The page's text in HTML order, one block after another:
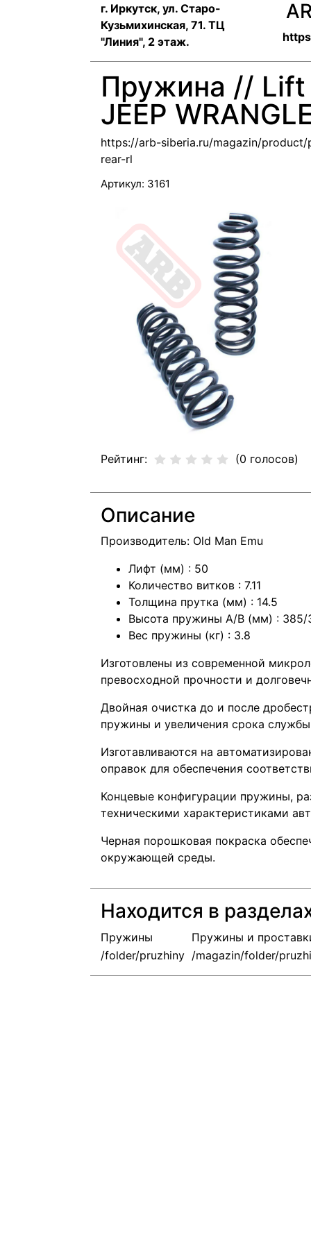
г. Иркутск, ул. ​Старо-
Кузьмихинская, 71. ТЦ
"Линия", 2 этаж.
Пружина // Lift
JEEP
https://arb-siberia.ru/magazin/
rear-rl
Артикул: 3161
Рейтинг: (0 голосов)
Описание
Производитель: Old Man Emu
Лифт (мм) : 50
Количество витков : 7.11
Толщина прутка (мм) : 14.5
Высота пружины А/В (мм) : 385/
Вес пружины (кг) : 3.8
Изготовлены из современной
превосходной прочности и
Двойная очистка до и после
пружины и увеличения срока
Изготавливаются на
оправок для обеспечения
Концевые конфигурации пружины,
техническими характеристиками
Черная порошковая покраска
окружающей среды.
Находится в
Пружины Пружины и